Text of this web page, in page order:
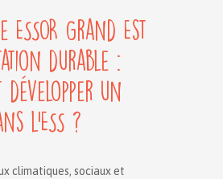
ESSOR Grand Est
durable :
développer un
l’ESS ?
climatiques, sociaux et